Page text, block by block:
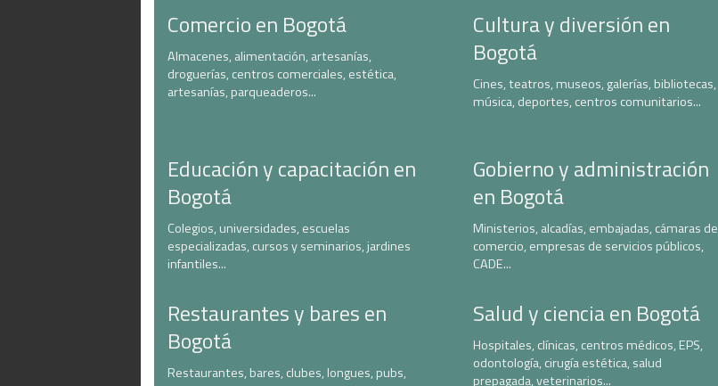
Comercio en Bogotá
Almacenes, alimentación, artesanías,
droguerías, centros comerciales, estética,
artesanías, parqueaderos...
Cultura y diversión en
Bogotá
Cines, teatros, museos, galerías, bibliotecas,
música, deportes, centros comunitarios...
Educación y capacitación en
Bogotá
Colegios, universidades, escuelas
especializadas, cursos y seminarios, jardines
infantiles...
Gobierno y administración
en Bogotá
Ministerios, alcadías, embajadas, cámaras de
comercio, empresas de servicios públicos,
CADE...
Restaurantes y bares en
Bogotá
Restaurantes, bares, clubes, longues, pubs,
Salud y ciencia en Bogotá
Hospitales, clínicas, centros médicos, EPS,
odontología, cirugía estética, salud
prepagada, veterinarios...